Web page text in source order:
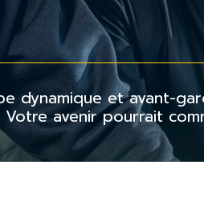
dynamique et avant-
avenir pourrait